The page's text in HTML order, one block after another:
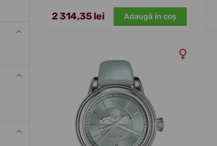
2 314,35 lei Adaugă in coş